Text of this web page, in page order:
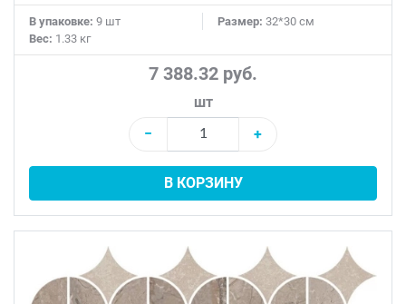
В упаковке: 9 шт Размер: 32*30 см
Вес: 1.33 кг
7 388.32 руб.
шт
−
+
В КОРЗИНУ